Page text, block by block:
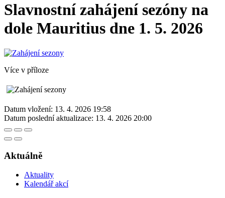
Slavnostní zahájení sezóny na
dole Mauritius dne 1. 5. 2026
Více v příloze
Datum vložení: 13. 4. 2026 19:58
Datum poslední aktualizace: 13. 4. 2026 20:00
Aktuálně
Aktuality
Kalendář akcí